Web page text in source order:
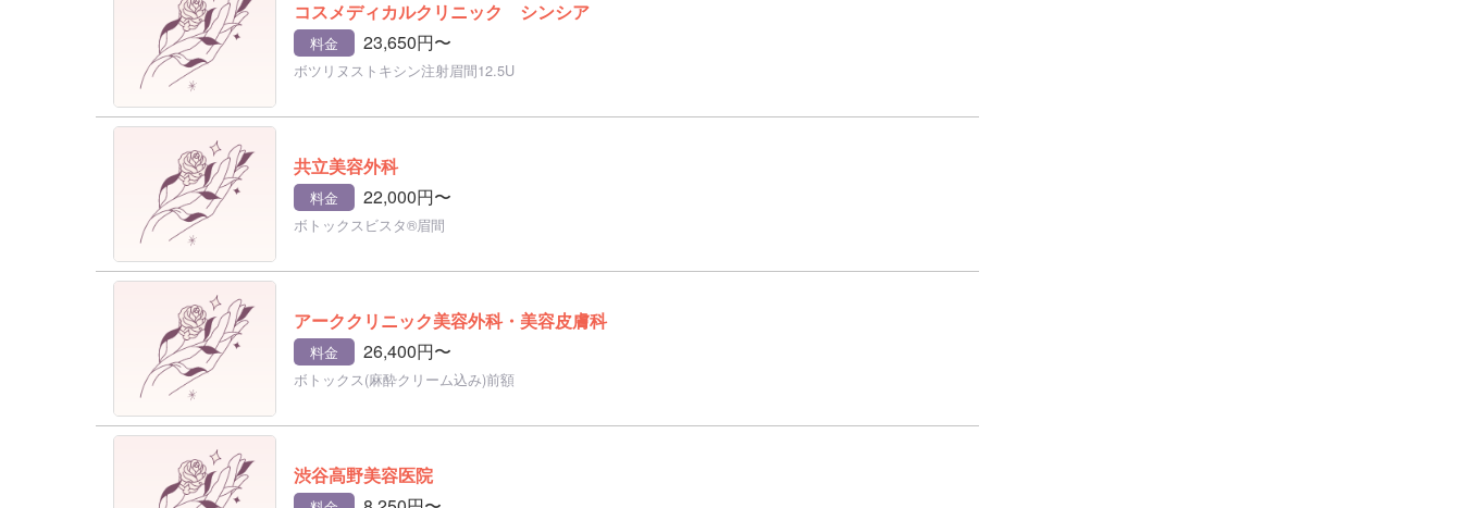
コスメディカルクリニック シンシア
料金 23,650円〜
ボツリヌストキシン注射眉間12.5U
共立美容外科
料金 22,000円〜
ボトックスビスタ®眉間
アーククリニック美容外科・美容皮膚科
料金 26,400円〜
ボトックス(麻酔クリーム込み)前額
渋谷高野美容医院